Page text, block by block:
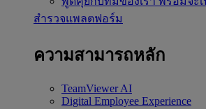
สำรวจแพลตฟอร์ม
ความสามารถหลัก
TeamViewer AI
Digital Employee Experience